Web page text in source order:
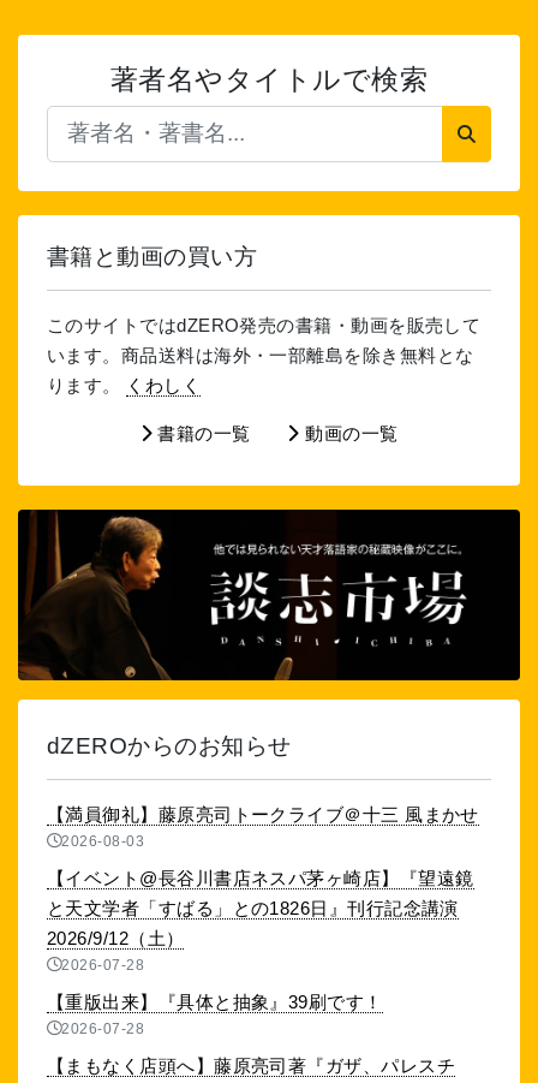
著者名やタイトルで検索
書籍と動画の買い方
このサイトではdZERO発売の書籍・動画を販売して
います。商品送料は海外・一部離島を除き無料とな
ります。
くわしく
書籍の一覧 動画の一覧
dZEROからのお知らせ
【満員御礼】藤原亮司トークライブ＠十三 風まかせ
2026-08-03
【イベント@長谷川書店ネスパ茅ヶ崎店】『望遠鏡
と天文学者「すばる」との1826日』刊行記念講演
2026/9/12（土）
2026-07-28
【重版出来】『具体と抽象』39刷です！
2026-07-28
【まもなく店頭へ】藤原亮司著『ガザ、パレスチ